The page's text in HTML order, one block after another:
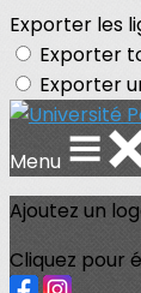
Exporter les
Exporter
Exporter
Menu
Ajoutez un
Cliquez pour